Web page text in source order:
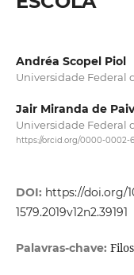
Andréa Scopel Piol
Universidade Federal
Jair Miranda de
Universidade Federal
https://orcid.org/0000-0002-
DOI: https://doi.org/
1579.2019v12n2.39191
Palavras-chave: